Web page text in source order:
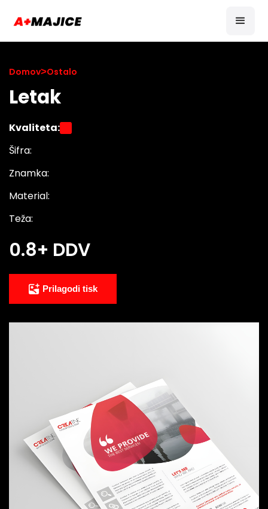
Domov>Ostalo
Letak
Kvaliteta:
Šifra:
Znamka:
Material:
Teža:
0.8+ DDV
Prilagodi tisk